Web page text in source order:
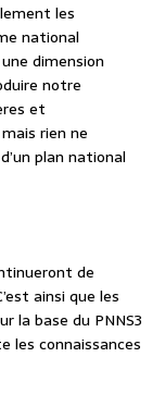
les
national
dimension
notre
et
rien ne
plan national
de
ainsi que les
la base du PNNS3
les connaissances